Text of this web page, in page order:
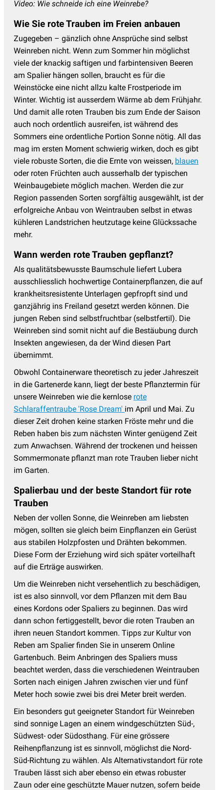
Video: Wie schneide ich eine Weinrebe?
Wie Sie rote Trauben im Freien anbauen
Zugegeben – gänzlich ohne Ansprüche sind selbst
Weinreben nicht. Wenn zum Sommer hin möglichst
viele der knackig saftigen und farbintensiven Beeren
am Spalier hängen sollen, braucht es für die
Weinstöcke eine nicht allzu kalte Frostperiode im
Winter. Wichtig ist ausserdem Wärme ab dem Frühjahr.
Und damit alle roten Trauben bis zum Ende der Saison
auch noch ordentlich ausreifen, ist während des
Sommers eine ordentliche Portion Sonne nötig. All das
mag im ersten Moment schwierig wirken, doch es gibt
viele robuste Sorten, die die Ernte von weissen, blauen
oder roten Früchten auch ausserhalb der typischen
Weinbaugebiete möglich machen. Werden die zur
Region passenden Sorten sorgfältig ausgewählt, ist der
erfolgreiche Anbau von Weintrauben selbst in etwas
kühleren Landstrichen heutzutage keine Glückssache
mehr.
Wann werden rote Trauben gepflanzt?
Als qualitätsbewusste Baumschule liefert Lubera
ausschliesslich hochwertige Containerpflanzen, die auf
krankheitsresistente Unterlagen gepfropft sind und
ganzjährig ins Freiland gesetzt werden können. Die
jungen Reben sind selbstfruchtbar (selbstfertil). Die
Weinreben sind somit nicht auf die Bestäubung durch
Insekten angewiesen, da der Wind diesen Part
übernimmt.
Obwohl Containerware theoretisch zu jeder Jahreszeit
in die Gartenerde kann, liegt der beste Pflanztermin für
unsere Weinreben wie die kernlose rote
Schlaraffentraube 'Rose Dream' im April und Mai. Zu
dieser Zeit drohen keine starken Fröste mehr und die
Reben haben bis zum nächsten Winter genügend Zeit
zum Anwachsen. Während der trockenen und heissen
Sommermonate pflanzt man rote Trauben lieber nicht
im Garten.
Spalierbau und der beste Standort für rote
Trauben
Neben der vollen Sonne, die Weinreben am liebsten
mögen, sollten sie gleich beim Einpflanzen ein Gerüst
aus stabilen Holzpfosten und Drähten bekommen.
Diese Form der Erziehung wird sich später vorteilhaft
auf die Erträge auswirken.
Um die Weinreben nicht versehentlich zu beschädigen,
ist es also sinnvoll, vor dem Pflanzen mit dem Bau
eines Kordons oder Spaliers zu beginnen. Das wird
dann schon fertiggestellt, bevor die roten Trauben an
ihren neuen Standort kommen. Tipps zur Kultur von
Reben am Spalier finden Sie in unserem Online
Gartenbuch. Beim Anbringen des Spaliers muss
beachtet werden, dass die verschiedenen Weintrauben
Sorten nach einigen Jahren zwischen vier und fünf
Meter hoch sowie zwei bis drei Meter breit werden.
Ein besonders gut geeigneter Standort für Weinreben
sind sonnige Lagen an einem windgeschützten Süd-,
Südwest- oder Südosthang. Für eine grössere
Reihenpflanzung ist es sinnvoll, möglichst die Nord-
Süd-Richtung zu wählen. Als Alternativstandort für rote
Trauben lässt sich aber ebenso ein etwas robuster
Zaun oder eine geschützte Mauer nutzen, sofern beide